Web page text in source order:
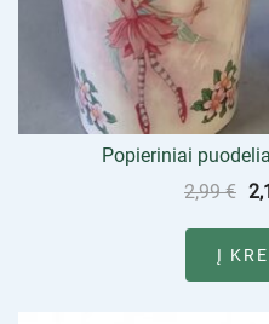
Popieriniai
2,99€
Į